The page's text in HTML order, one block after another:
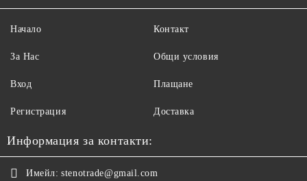
Начало
За Нас
Вход
Регистрация
Контакт
Общи условия
Плащане
Доставка
Информация за контакти:
Имейл: stenotrade@gmail.com